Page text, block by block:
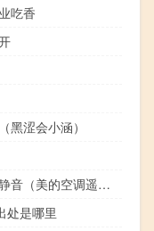
吃香
黑涩会小涵）
美的空调遥控器怎么静音（美的空调遥控器怎么解锁）
处是哪里